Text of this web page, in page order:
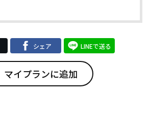
シェア LINEで送る
マイプランに追加